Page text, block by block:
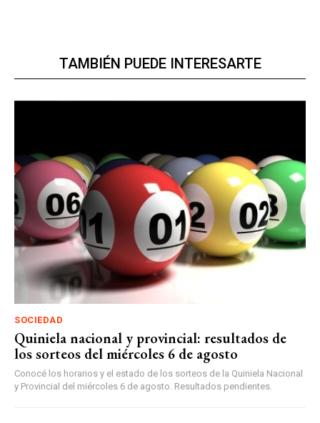
TAMBIÉN PUEDE INTERESARTE
SOCIEDAD
Quiniela nacional y provincial: resultados de
los sorteos del miércoles 6 de agosto
Conocé los horarios y el estado de los sorteos de la Quiniela Nacional
y Provincial del miércoles 6 de agosto. Resultados pendientes.